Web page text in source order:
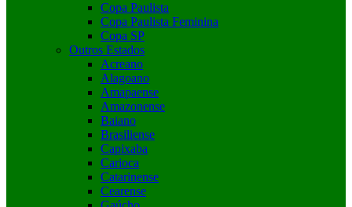
Copa Paulista
Copa Paulista Feminina
Copa SP
Outros Estados
Acreano
Alagoano
Amapaense
Amazonense
Baiano
Brasiliense
Capixaba
Carioca
Catarinense
Cearense